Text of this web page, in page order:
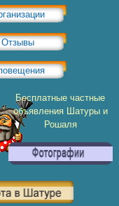
Отзывы
Бесплатные частные
объявления Шатуры и
Рошаля